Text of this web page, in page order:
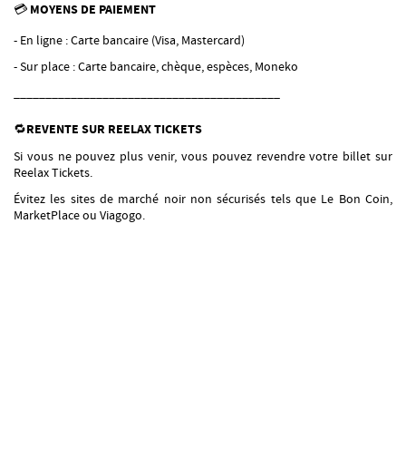
💳 MOYENS DE PAIEMENT
- En ligne : Carte bancaire (Visa, Mastercard)
- Sur place : Carte bancaire, chèque, espèces, Moneko
🔁REVENTE SUR REELAX TICKETS
Si vous ne pouvez plus venir, vous pouvez revendre votre billet sur
Reelax Tickets.
Évitez les sites de marché noir non sécurisés tels que Le Bon Coin,
MarketPlace ou Viagogo.